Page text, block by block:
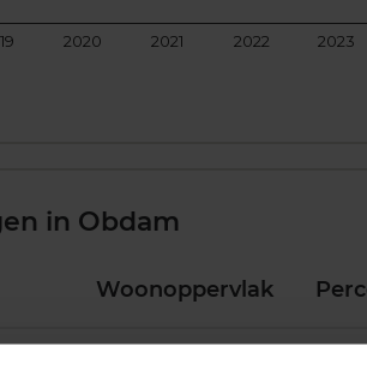
2020 2021 2022 2023
in Obdam
Woonoppervlak